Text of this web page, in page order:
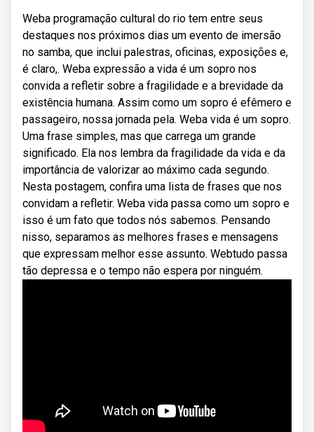
Weba programação cultural do rio tem entre seus
destaques nos próximos dias um evento de imersão
no samba, que inclui palestras, oficinas, exposições e,
é claro,. Weba expressão a vida é um sopro nos
convida a refletir sobre a fragilidade e a brevidade da
existência humana. Assim como um sopro é efêmero e
passageiro, nossa jornada pela. Weba vida é um sopro.
Uma frase simples, mas que carrega um grande
significado. Ela nos lembra da fragilidade da vida e da
importância de valorizar ao máximo cada segundo.
Nesta postagem, confira uma lista de frases que nos
convidam a refletir. Weba vida passa como um sopro e
isso é um fato que todos nós sabemos. Pensando
nisso, separamos as melhores frases e mensagens
que expressam melhor esse assunto. Webtudo passa
tão depressa e o tempo não espera por ninguém.